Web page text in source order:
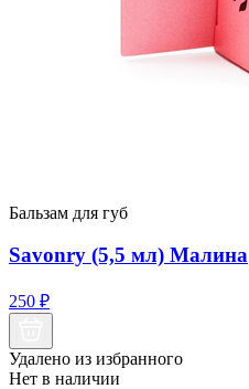
Бальзам для губ
Savonry (5,5 мл) Малина
250 ₽
Удалено из избранного
Нет в наличии